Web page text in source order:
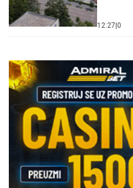
12:27 0